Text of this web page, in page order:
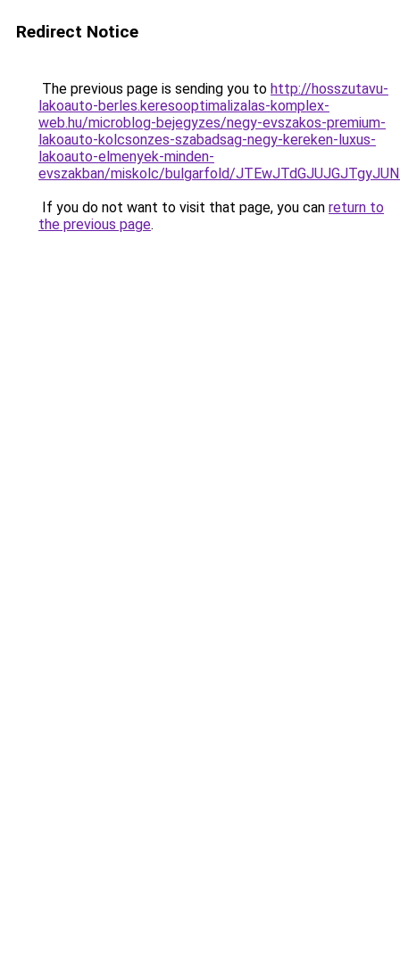
Redirect Notice
The previous page is sending you to http://hosszutavu-
lakoauto-berles.keresooptimalizalas-komplex-
web.hu/microblog-bejegyzes/negy-evszakos-premium-
lakoauto-kolcsonzes-szabadsag-negy-kereken-luxus-
lakoauto-elmenyek-minden-
evszakban/miskolc/bulgarfold/
If you do not want to visit that page, you can return to
the previous page.